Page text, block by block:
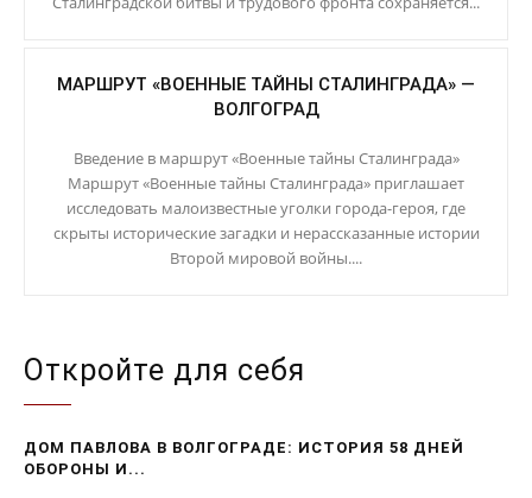
МАРШРУТ «ВОЕННЫЕ ТАЙНЫ СТАЛИНГРАДА» —
ВОЛГОГРАД
Введение в маршрут «Военные тайны Сталинграда»
Маршрут «Военные тайны Сталинграда» приглашает
исследовать малоизвестные уголки города-героя, где
скрыты исторические загадки и нерассказанные истории
Второй мировой войны....
Откройте для себя
ДОМ ПАВЛОВА В ВОЛГОГРАДЕ: ИСТОРИЯ 58 ДНЕЙ
ОБОРОНЫ И...